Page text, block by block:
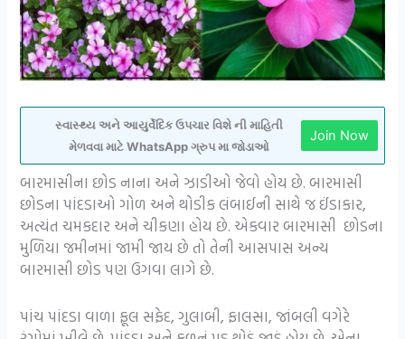
સ્વાસ્થ્ય અને આયુર્વેદિક ઉપચાર વિશે ની માહિતી
મેળવવા માટે WhatsApp ગ્રુપ મા જોડાઓ
Join Now
બારમાસીના છોડ નાના અને ઝાડીઓ જેવો હોય છે. બારમાસી
છોડના પાંદડાઓ ગોળ અને થોડીક લંબાઈની સાથે જ ઈંડાકાર,
અત્યંત ચમકદાર અને ચીકણા હોય છે. એકવાર બારમાસી છોડના
મુળિયા જમીનમાં જામી જાય છે તો તેની આસપાસ અન્ય
બારમાસી છોડ પણ ઉગવા લાગે છે.
પાંચ પાંદડા વાળા ફૂલ સફેદ, ગુલાબી, ફાલસા, જાંબલી વગેરે